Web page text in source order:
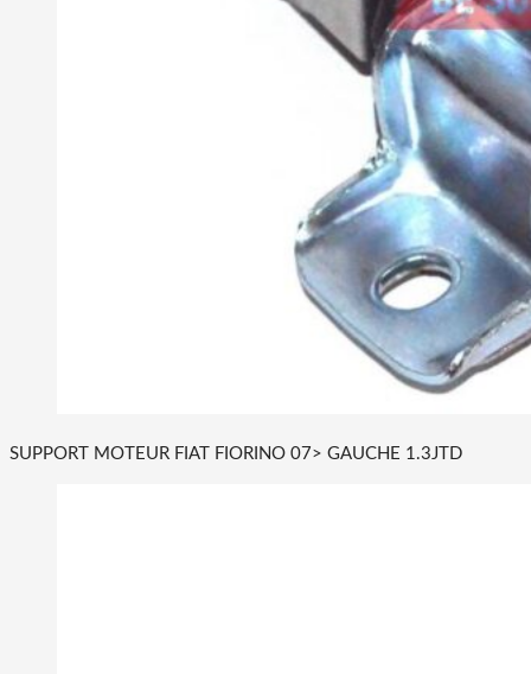
SUPPORT MOTEUR FIAT FIORINO 07> GAUCHE 1.3JTD